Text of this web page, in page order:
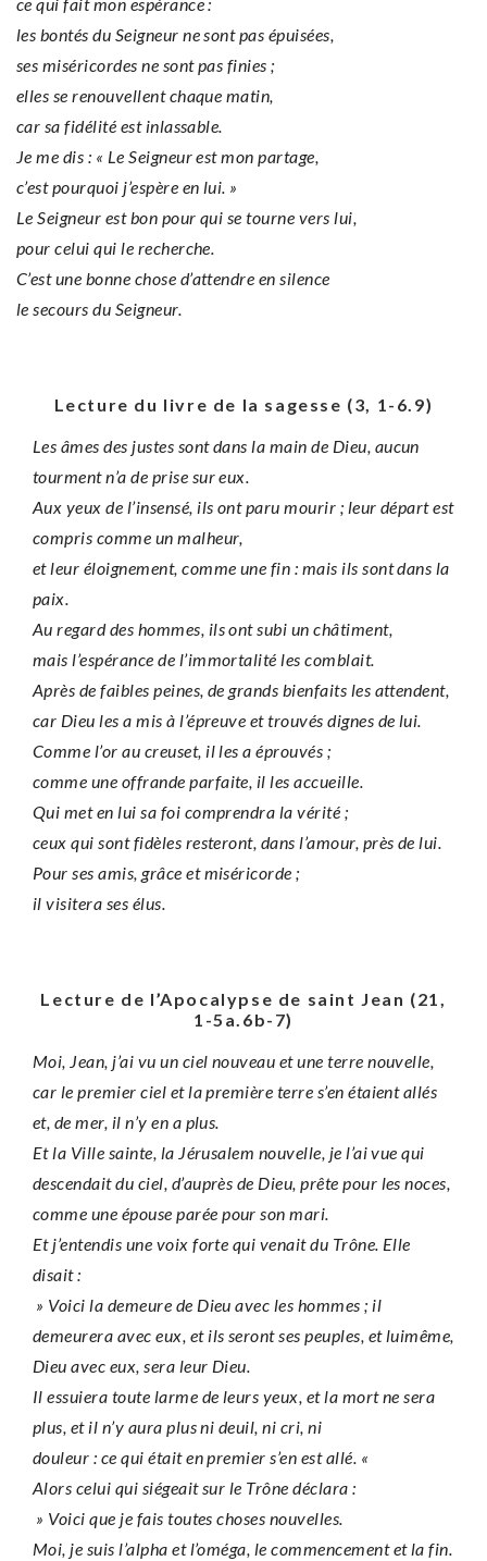
les bontés du Seigneur ne sont pas épuisées,
ses miséricordes ne sont pas finies ;
elles se renouvellent chaque matin,
car sa fidélité est inlassable.
Je me dis : « Le Seigneur est mon partage,
c’est pourquoi j’espère en lui. »
Le Seigneur est bon pour qui se tourne vers lui,
pour celui qui le recherche.
C’est une bonne chose d’attendre en silence
le secours du Seigneur.
Lecture du livre de la sagesse (3, 1-6.9)
Les âmes des justes sont dans la main de Dieu, aucun
tourment n’a de prise sur eux.
Aux yeux de l’insensé, ils ont paru mourir ; leur départ est
compris comme un malheur,
et leur éloignement, comme une fin : mais ils sont dans la
paix.
Au regard des hommes, ils ont subi un châtiment,
mais l’espérance de l’immortalité les comblait.
Après de faibles peines, de grands bienfaits les attendent,
car Dieu les a mis à l’épreuve et trouvés dignes de lui.
Comme l’or au creuset, il les a éprouvés ;
comme une offrande parfaite, il les accueille.
Qui met en lui sa foi comprendra la vérité ;
ceux qui sont fidèles resteront, dans l’amour, près de lui.
Pour ses amis, grâce et miséricorde ;
il visitera ses élus.
Lecture de l’Apocalypse de saint Jean (21,
1-5a.6b-7)
Moi, Jean, j’ai vu un ciel nouveau et une terre nouvelle,
car le premier ciel et la première terre s’en étaient allés
et, de mer, il n’y en a plus.
Et la Ville sainte, la Jérusalem nouvelle, je l’ai vue qui
descendait du ciel, d’auprès de Dieu, prête pour les noces,
comme une épouse parée pour son mari.
Et j’entendis une voix forte qui venait du Trône. Elle
disait :
» Voici la demeure de Dieu avec les hommes ; il
demeurera avec eux, et ils seront ses peuples, et luimême,
Dieu avec eux, sera leur Dieu.
Il essuiera toute larme de leurs yeux, et la mort ne sera
plus, et il n’y aura plus ni deuil, ni cri, ni
douleur : ce qui était en premier s’en est allé. «
Alors celui qui siégeait sur le Trône déclara :
» Voici que je fais toutes choses nouvelles.
Moi, je suis l’alpha et l’oméga, le commencement et la fin.